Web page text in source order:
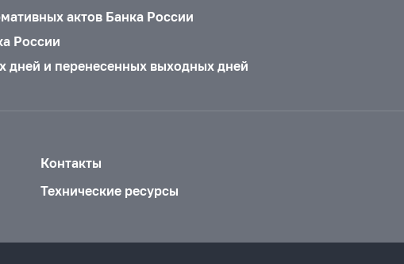
актов Банка России
России
дней и перенесенных выходных дней
Контакты
Технические ресурсы